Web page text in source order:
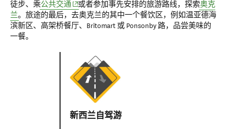
徒步、乘公共交通(opens in new window)
或者参加事先安排的旅游路线，探索奥克
兰。旅途的最后，去奥克兰的其中一个餐饮区，例如温亚德海
滨新区、高架桥餐厅、Britomart 或 Ponsonby 路，品尝美味的
一餐。
新西兰自驾游